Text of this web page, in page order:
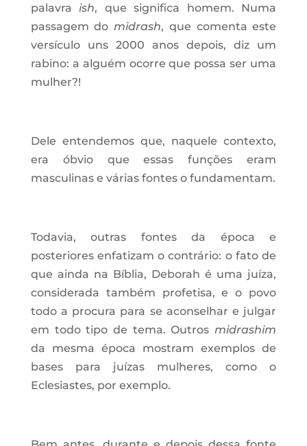
palavraish, que significa homem. Numa
passagem domidrash, que comenta este
versículo uns 2000 anos depois, diz um
rabino: a alguém ocorre que possa ser uma
mulher?!
Dele entendemos que, naquele contexto,
era óbvio que essas funções eram
masculinas e várias fontes o fundamentam.
Todavia, outras fontes da época e
posteriores enfatizam o contrário: o fato de
que ainda na Bíblia, Deborah é uma juíza,
considerada também profetisa, e o povo
todo a procura para se aconselhar e julgar
em todo tipo de tema. Outrosmidrashim
da mesma época mostram exemplos de
bases para juízas mulheres, como o
Eclesiastes, por exemplo.